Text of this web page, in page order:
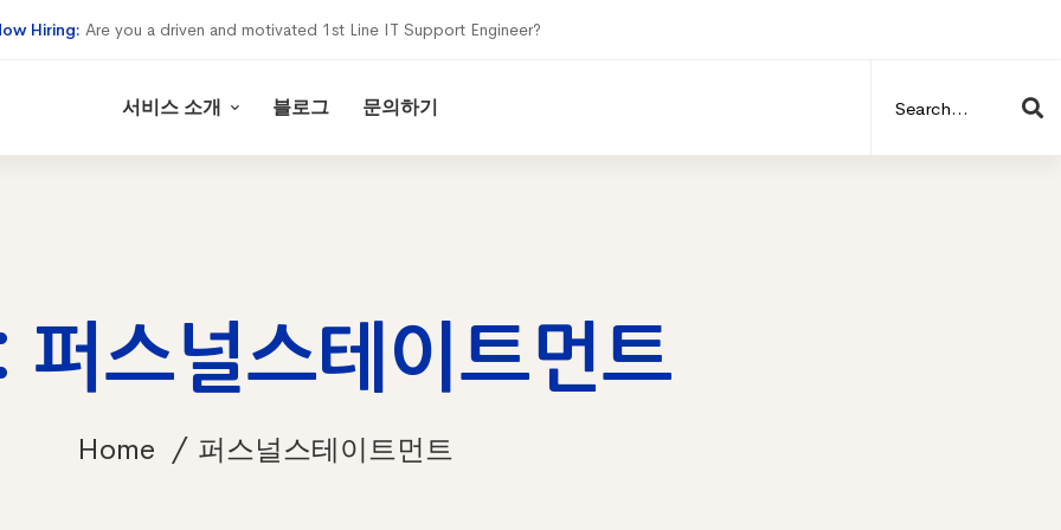
Hiring: Are you a driven and motivated 1st Line IT Support Engineer?
서비스 소개 블로그 문의하기
for:
퍼스널스테이트먼트
Home 퍼스널스테이트먼트